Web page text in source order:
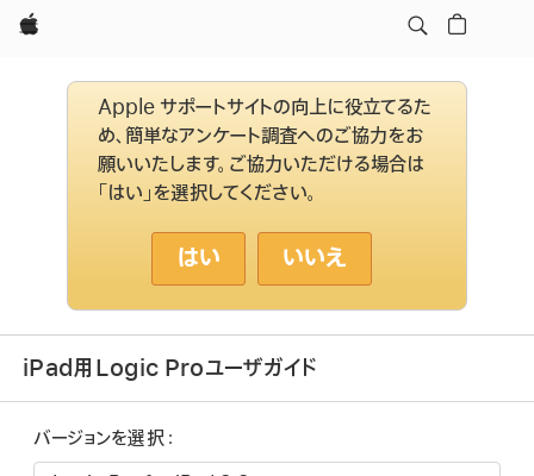
Apple
Apple サポートサイトの向上に役立てるた
め、簡単なアンケート調査へのご協力をお
願いいたします。ご協力いただける場合は
「はい」を選択してください。
はい いいえ
iPad用Logic Proユーザガイド
バージョンを選択：